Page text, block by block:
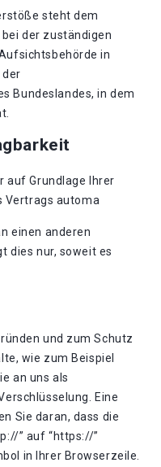
steht dem
der zuständigen
in
Bundeslandes, in dem
auf Grundlage Ihrer
Vertrags automa
einen anderen
dies nur, soweit es
und zum Schutz
wie zum Beispiel
an uns als
Eine
Sie daran, dass die
” auf “https://”
in Ihrer Browserzeile.